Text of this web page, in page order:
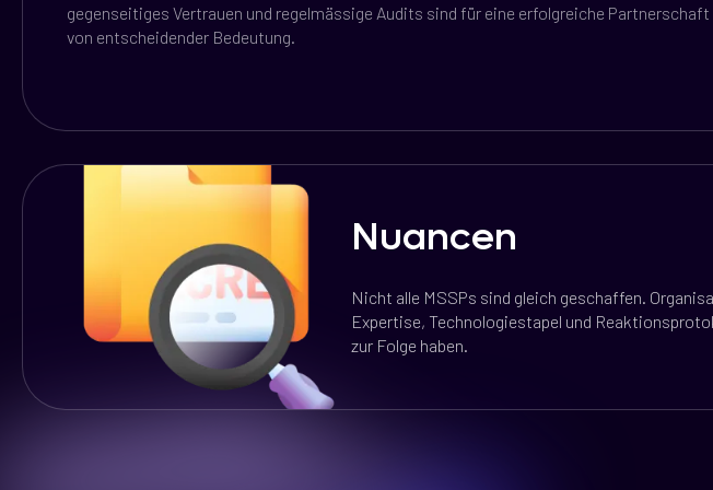
Nuancen
Nicht alle MSSPs sind gleich geschaffen.
Expertise, Technologiestapel und
zur Folge haben.
gegenseitiges Vertrauen und regelmässige Audits sind für eine erfolgreiche Partnerschaft
von entscheidender Bedeutung.